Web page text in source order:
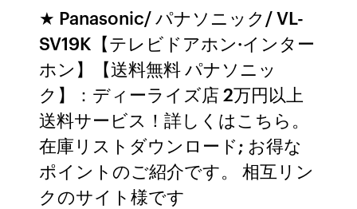
★ Panasonic/ パナソニック/ VL-
SV19K【テレビドアホン·インター
ホン】【送料無料 パナソニッ
ク】：ディーライズ店 2万円以上
送料サービス！詳しくはこちら。
在庫リストダウンロード; お得な
ポイントのご紹介です。 相互リン
クのサイト様です